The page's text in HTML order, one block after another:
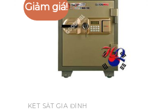
Giảm giá!
Wishlist
KÉT SẮT GIA ĐÌNH